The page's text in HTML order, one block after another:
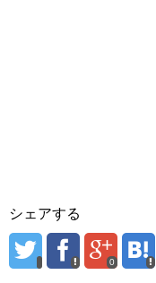
シェアする
0